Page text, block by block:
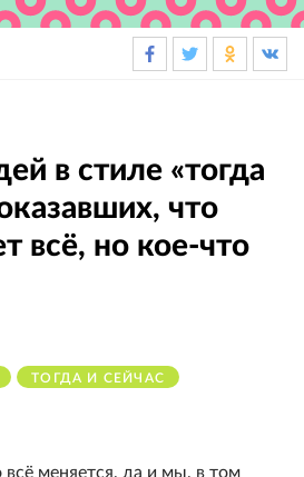
в стиле «тогда
что
всё, но кое-что
ТОГДА И СЕЙЧАС
всё меняется, да и мы, в том